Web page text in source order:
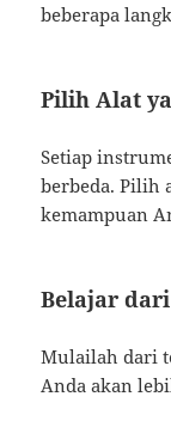
beberapa
Pilih Alat
Setiap
berbeda. Pilih
kemampuan
Belajar
Mulailah dari
Anda akan